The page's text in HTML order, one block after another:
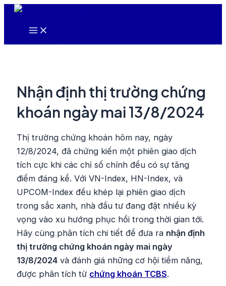
Nhảy
Main
Nhận định thị trường chứng
khoán ngày mai 13/8/2024
Thị trường chứng khoán hôm nay, ngày
12/8/2024, đã chứng kiến một phiên giao dịch
tích cực khi các chỉ số chính đều có sự tăng
điểm đáng kể. Với VN-Index, HN-Index, và
UPCOM-Index đều khép lại phiên giao dịch
trong sắc xanh, nhà đầu tư đang đặt nhiều kỳ
vọng vào xu hướng phục hồi trong thời gian tới.
Hãy cùng phân tích chi tiết để đưa ra nhận định
thị trường chứng khoán ngày mai ngày
13/8/2024 và đánh giá những cơ hội tiềm năng,
được phân tích từ chứng khoán TCBS.